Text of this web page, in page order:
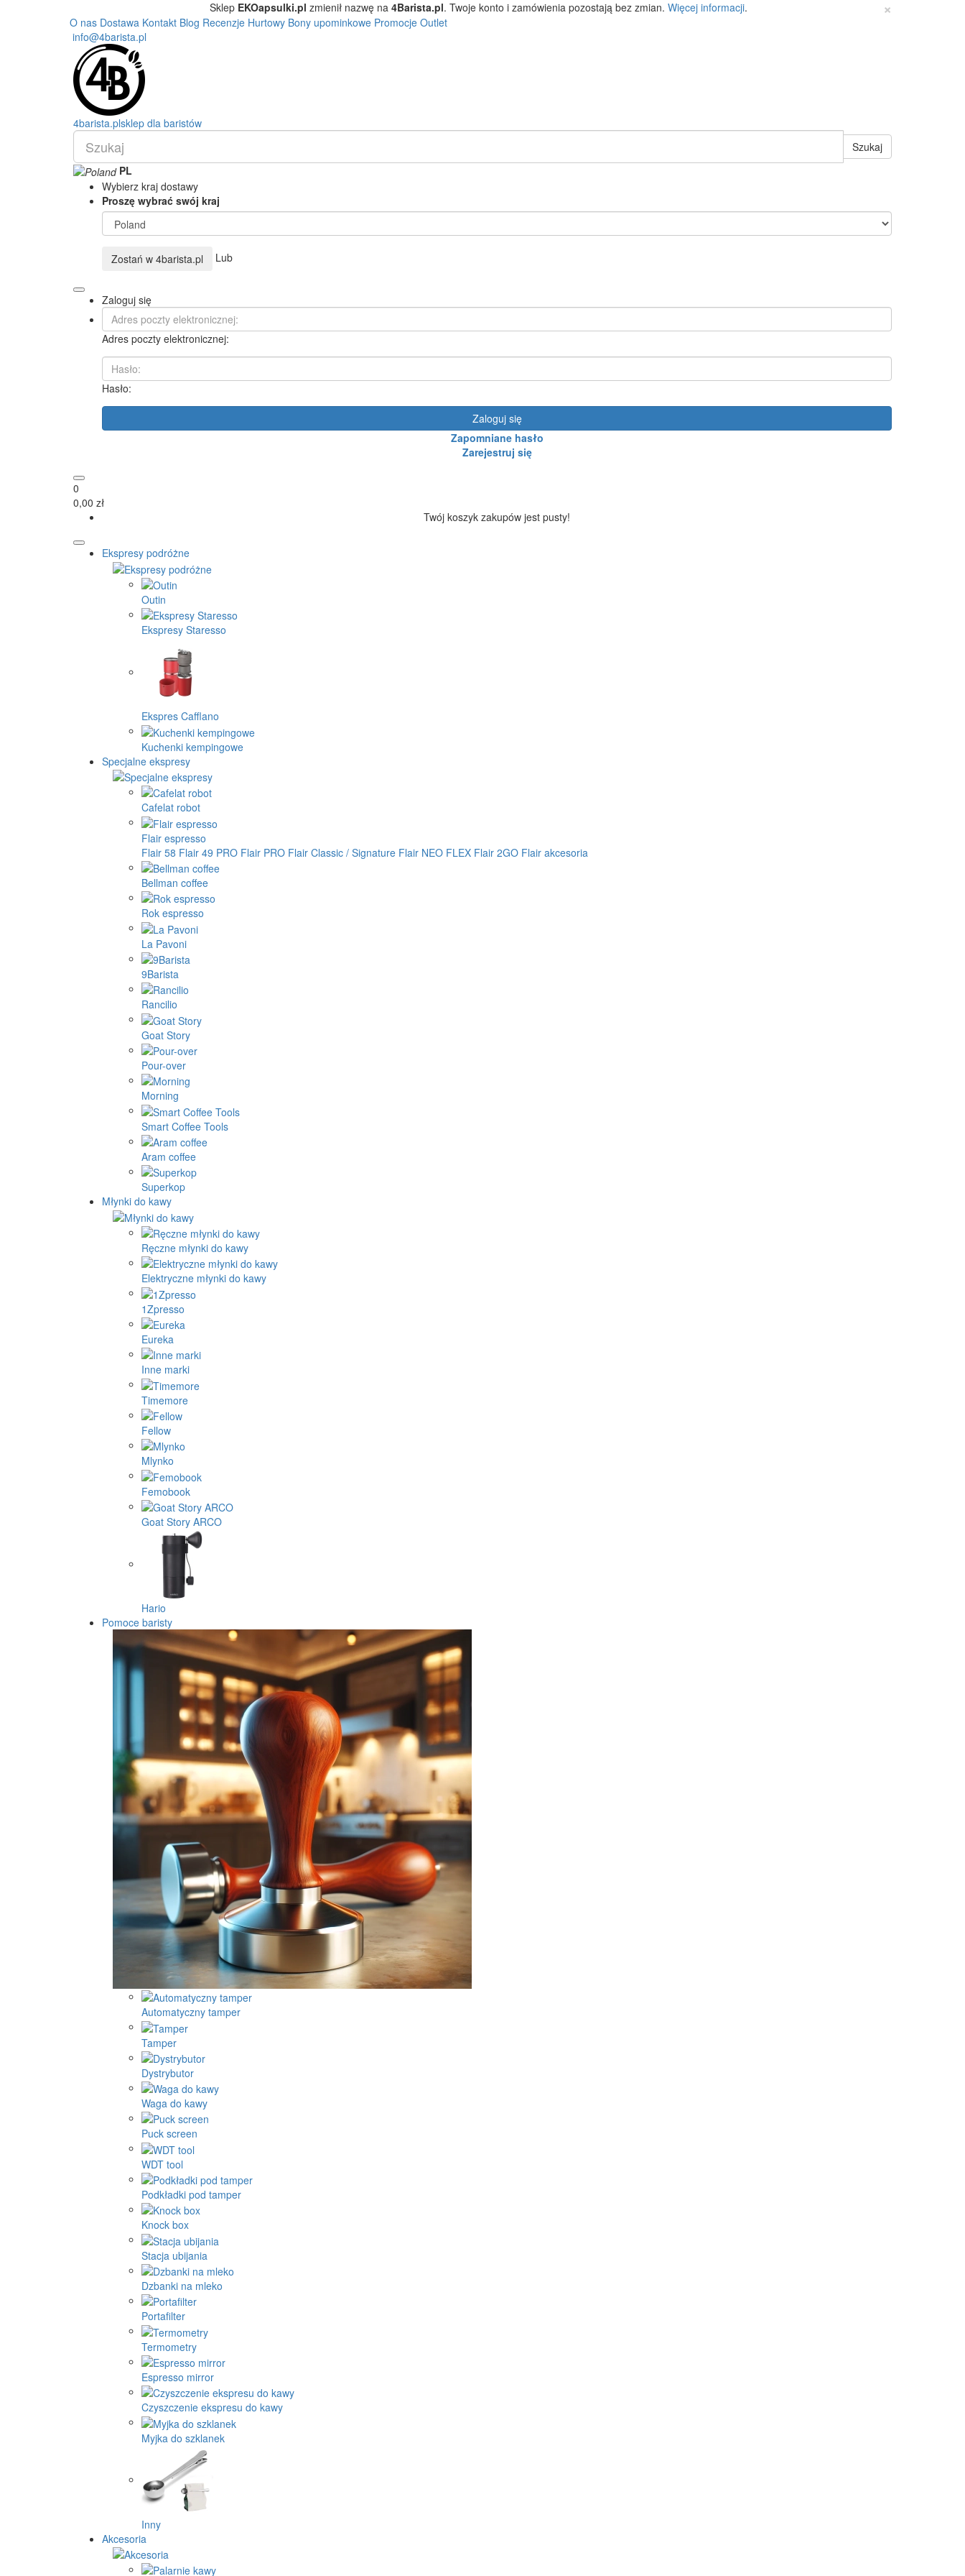
Sklep EKOapsulki.pl zmienił nazwę na 4Barista.pl. Twoje konto i zamówienia pozostają bez zmian. Więcej informacji. ×
O nas Dostawa Kontakt Blog Recenzje Hurtowy Bony upominkowe Promocje Outlet
info@4barista.pl
4barista.plsklep dla baristów
Szukaj
PL
Wybierz kraj dostawy
Proszę wybrać swój kraj
Zostań w 4barista.pl Lub
Zaloguj się
Adres poczty elektronicznej:
Hasło:
Zaloguj się
Zapomniane hasło
Zarejestruj się
0
0,00 zł
Twój koszyk zakupów jest pusty!
Ekspresy podróżne
Outin
Ekspresy Staresso
Ekspres Cafflano
Kuchenki kempingowe
Specjalne ekspresy
Cafelat robot
Flair espresso
Flair 58 Flair 49 PRO Flair PRO Flair Classic / Signature Flair NEO FLEX Flair 2GO Flair akcesoria
Bellman coffee
Rok espresso
La Pavoni
9Barista
Rancilio
Goat Story
Pour-over
Morning
Smart Coffee Tools
Aram coffee
Superkop
Młynki do kawy
Ręczne młynki do kawy
Elektryczne młynki do kawy
1Zpresso
Eureka
Inne marki
Timemore
Fellow
Mlynko
Femobook
Goat Story ARCO
Hario
Pomoce baristy
Automatyczny tamper
Tamper
Dystrybutor
Waga do kawy
Puck screen
WDT tool
Podkładki pod tamper
Knock box
Stacja ubijania
Dzbanki na mleko
Portafilter
Termometry
Espresso mirror
Czyszczenie ekspresu do kawy
Myjka do szklanek
Inny
Akcesoria